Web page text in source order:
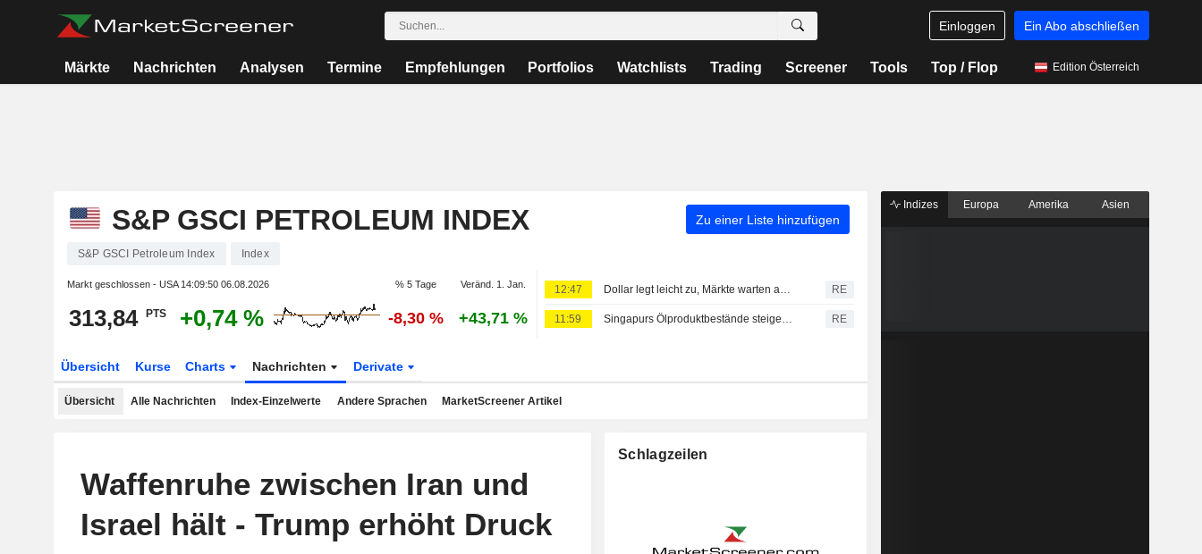
Einloggen Ein Abo abschließen
Märkte Nachrichten Analysen Termine Empfehlungen Portfolios Watchlists Trading Screener Tools Top / Flop Edition Österreich
S&P GSCI PETROLEUM INDEX Zu einer Liste hinzufügen
S&P GSCI Petroleum Index Index
Markt geschlossen - USA 14:09:50 06.08.2026 % 5 Tage Veränd. 1. Jan.
313,84 PTS +0,74 % -8,30 % +43,71 %
12:47 Dollar legt leicht zu, Märkte warten auf Neuigkeiten zu Iran-Deal und richten Blick auf Arbeitsmarktdaten RE
11:59 Singapurs Ölproduktbestände steigen erstmals seit Ende Juni wieder RE
Übersicht Kurse Charts Nachrichten Derivate
Übersicht Alle Nachrichten Index-Einzelwerte Andere Sprachen MarketScreener Artikel
Waffenruhe zwischen Iran und
Israel hält - Trump erhöht Druck
Schlagzeilen
Indizes Europa Amerika Asien